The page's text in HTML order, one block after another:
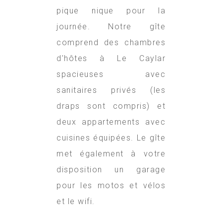
pique nique pour la
journée. Notre gîte
comprend des chambres
d'hôtes à Le Caylar
spacieuses avec
sanitaires privés (les
draps sont compris) et
deux appartements avec
cuisines équipées. Le gîte
met également à votre
disposition un garage
pour les motos et vélos
et le wifi.